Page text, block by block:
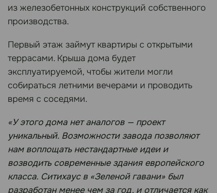
из железобетонных конструкций собственного
производства.
Первый этаж займут квартиры с открытыми
террасами. Крыша дома будет
эксплуатируемой, чтобы жители могли
собираться летними вечерами и проводить
время с соседями.
«У этого дома нет аналогов — проект
уникальный. Возможности завода позволяют
нам воплощать нестандартные идеи и
возводить современные здания европейского
класса. Ситихаус в «Зеленой гавани» был
разработан менее чем за год, и отличается как